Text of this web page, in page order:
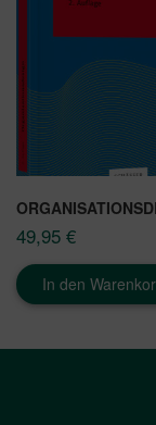
49,95 €
In den